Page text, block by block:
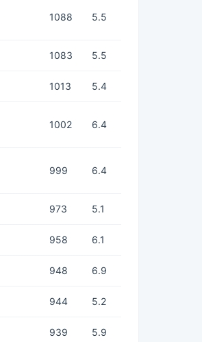
1088 5.5
1083 5.5
1013 5.4
1002 6.4
999 6.4
973 5.1
958 6.1
948 6.9
944 5.2
939 5.9